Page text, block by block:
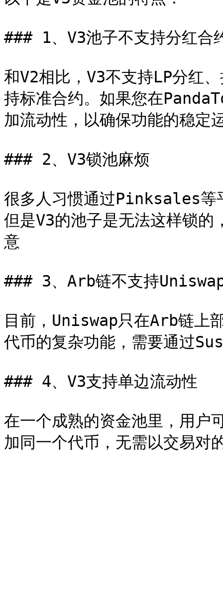
### 1、V3池子不支持分红合
和V2相比，V3不支持LP分红
持标准合约。如果您在
加流动性，以确保功能的稳定
### 2、V3锁池麻烦
很多人习惯通过Pinksales等
但是V3的池子是无法这样锁的
意
### 3、Arb链不支持
目前，Uniswap只在Arb链上
代币的复杂功能，需要通过
### 4、V3支持单边流动性
在一个成熟的资金池里，用户